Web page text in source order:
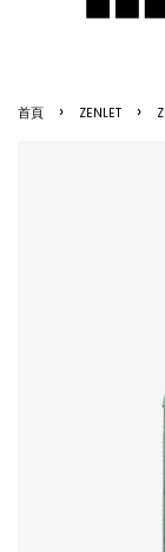
首頁 › ZENLET ›